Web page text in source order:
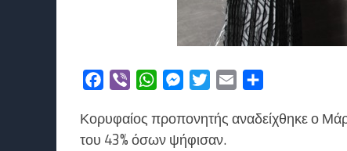
Facebook
Viber WhatsAppMessengerTwitterEmail
Κορυφαίος προπονητής αναδείχθηκε ο
του 43% όσων ψήφισαν.